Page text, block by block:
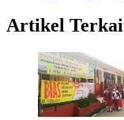
Artikel